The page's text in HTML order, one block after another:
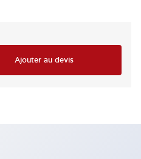
Ajouter au devis